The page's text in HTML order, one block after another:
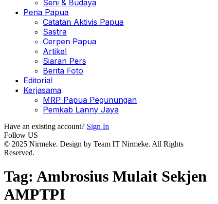
Seni & Budaya
Pena Papua
Catatan Aktivis Papua
Sastra
Cerpen Papua
Artikel
Siaran Pers
Berita Foto
Editorial
Kerjasama
MRP Papua Pegunungan
Pemkab Lanny Jaya
Have an existing account? Sign In
Follow US
© 2025 Nirmeke. Design by Team IT Nirmeke. All Rights
Reserved.
Tag: Ambrosius Mulait Sekjen
AMPTPI